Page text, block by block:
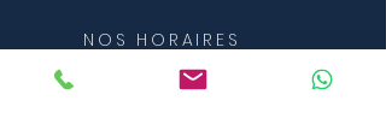
NOS HORAIRES
C'est vous qui décidez